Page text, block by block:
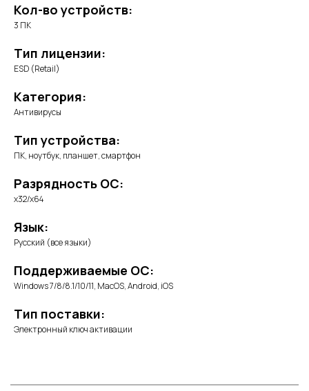
Кол-во устройств:
3 ПК
Тип лицензии:
ESD (Retail)
Категория:
Антивирусы
Тип устройства:
ПК, ноутбук, планшет, смартфон
Разрядность ОС:
x32/x64
Язык:
Русский (все языки)
Поддерживаемые ОС:
Windows 7/8/8.1/10/11, MacOS, Android, iOS
Тип поставки:
Электронный ключ активации